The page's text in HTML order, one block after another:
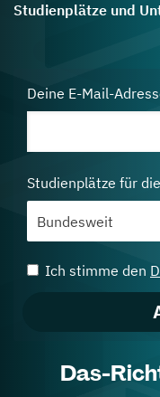
Studienplätze und
Deine E-Mail-
Studienplätze für
Ich stimme den
Das-